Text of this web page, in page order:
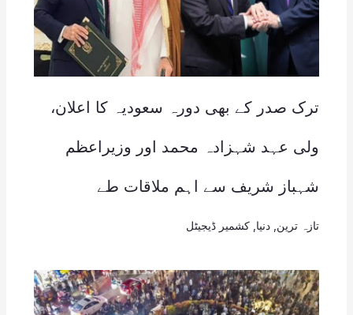
ترک صدر کے بھی دورہ سعودیہ کا اعلان،
ولی عہد شہزادہ محمد اور وزیراعظم
شہباز شریف سے اہم ملاقات طے
تازہ ترین دنیا کشمیر ڈیجیٹل